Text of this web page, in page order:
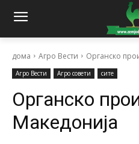
дома Агро Вести Органско
Агро Вести Агро совети сите
Органско
Македонија